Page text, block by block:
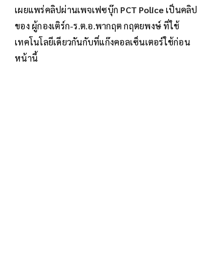
เผยแพร่คลิปผ่านเพจเฟซบุ๊ก PCT Policeเป็นคลิป
ของ ผู้กองเติร์ก-ร.ต.อ.พากฤต กฤตยพงษ์ ที่ใช้
เทคโนโลยีเดียวกันกับที่แก๊งคอลเซ็นเตอร์ใช้ก่อน
หน้านี้